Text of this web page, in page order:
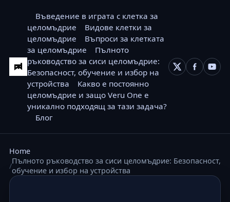
Въведение в играта с клетка за
целомъдрие
Видове клетки за
целомъдрие
Въпроси за клетката
за целомъдрие
Пълното
ръководство за сиси целомъдрие:
Безопасност, обучение и избор на
устройства
Какво е постоянно
целомъдрие и защо Veru One е
уникално подходящ за тази задача?
Блог
Home
Пълното ръководство за сиси целомъдрие: Безопасност,
обучение и избор на устройства